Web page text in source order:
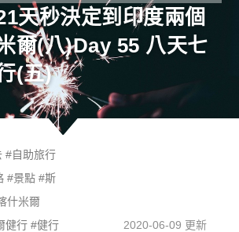
天秒決定到印度兩個
爾(八)Day 55 八天七
(五)
#自助旅行
#景點 #斯
什米爾
健行 #健行
2020-06-09 更新